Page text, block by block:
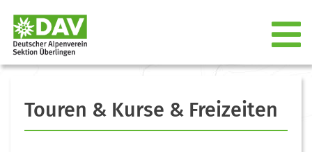
Touren & Kurse & Freizeiten